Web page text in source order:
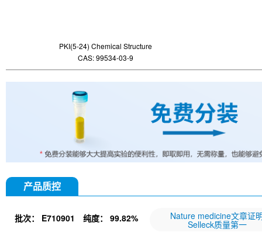
PKI(5-24) Chemical Structure
CAS: 99534-03-9
产品质控
批次： E710901 纯度： 99.82% Nature medicine文章证
Selleck质量第一